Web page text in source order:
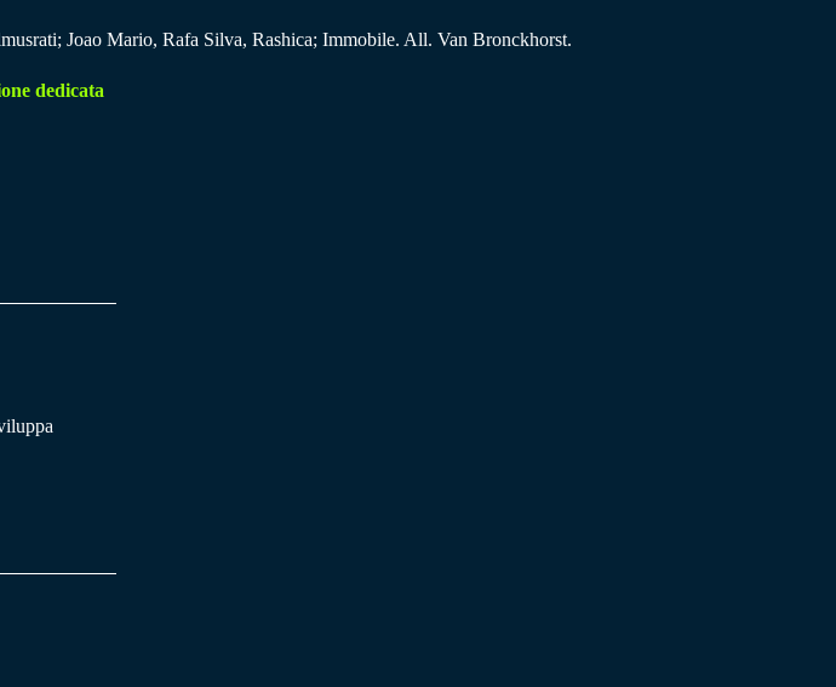
Joao Mario, Rafa Silva, Rashica; Immobile. All. Van Bronckhorst.
dedicata